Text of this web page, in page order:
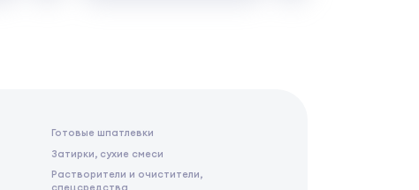
Готовые шпатлевки
Затирки, сухие смеси
Растворители и очистители,